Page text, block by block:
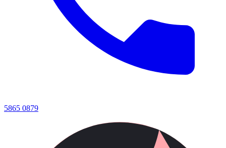
5865 0879